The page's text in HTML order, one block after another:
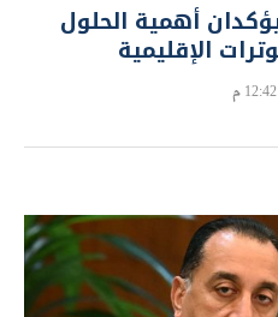
أهمية الحلول
الإقليمية